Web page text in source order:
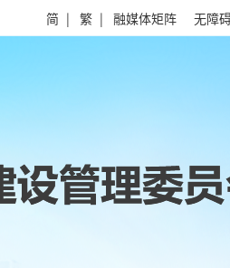
简 | 繁 | 融媒体矩阵 无障